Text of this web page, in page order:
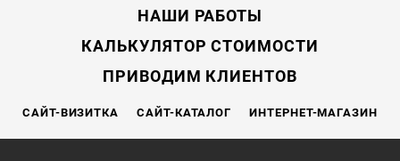
НАШИ РАБОТЫ
КАЛЬКУЛЯТОР СТОИМОСТИ
ПРИВОДИМ КЛИЕНТОВ
САЙТ-ВИЗИТКА САЙТ-КАТАЛОГ ИНТЕРНЕТ-МАГАЗИН